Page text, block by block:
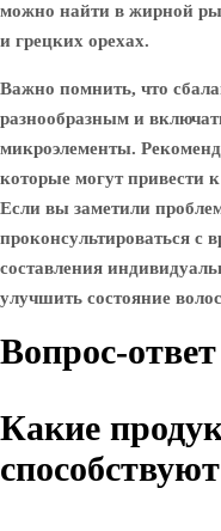
можно найти в жирной
и грецких орехах.
Важно помнить, что
разнообразным и
микроэлементы.
которые могут привести
Если вы заметили
проконсультироваться с
составления
улучшить состояние
Вопрос-ответ
Какие